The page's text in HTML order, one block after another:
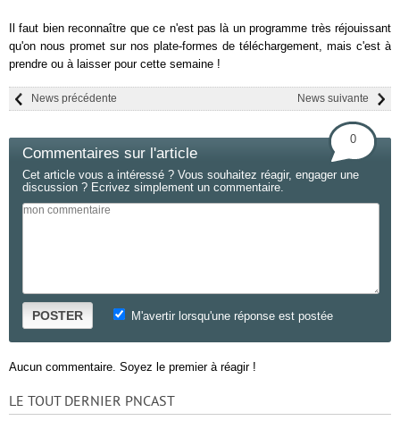
Il faut bien reconnaître que ce n'est pas là un programme très réjouissant
qu'on nous promet sur nos plate-formes de téléchargement, mais c'est à
prendre ou à laisser pour cette semaine !
News suivante
News précédente
Commentaires sur l'article
0
Cet article vous a intéressé ? Vous souhaitez réagir, engager une
discussion ? Ecrivez simplement un commentaire.
POSTER M'avertir lorsqu'une réponse est postée
Aucun commentaire. Soyez le premier à réagir !
LE TOUT DERNIER PNCAST